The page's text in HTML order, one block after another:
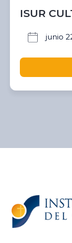
ISUR
junio